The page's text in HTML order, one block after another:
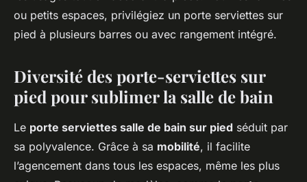
ou petits espaces, privilégiez un porte serviettes sur
pied à plusieurs barres ou avec rangement intégré.
Diversité des porte-serviettes sur
pied pour sublimer la salle de bain
Le porte serviettes salle de bain sur pied séduit par
sa polyvalence. Grâce à sa mobilité, il facilite
l’agencement dans tous les espaces, même les plus